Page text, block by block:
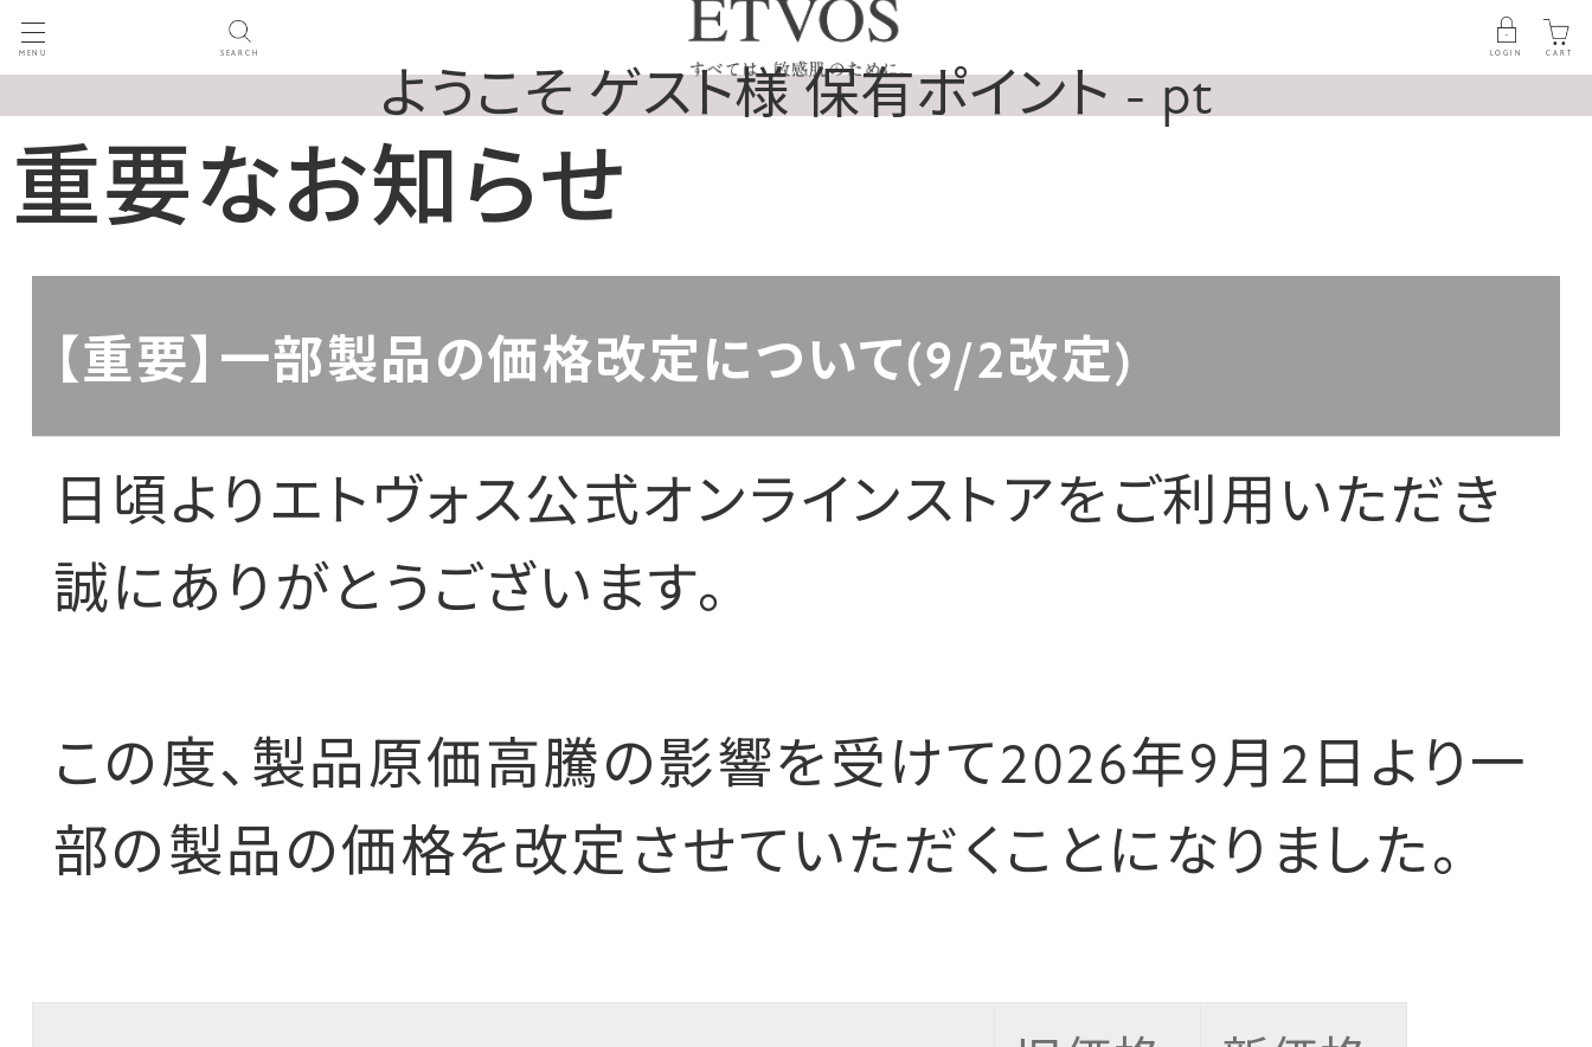
MENU SEARCH LOGIN CART
ようこそ ゲスト様 保有ポイント - pt
重要なお知らせ
【重要】一部製品の価格改定について(9/2改定)
日頃よりエトヴォス公式オンラインストアをご利用いただき
誠にありがとうございます。
この度、製品原価高騰の影響を受けて2026年9月2日より一
部の製品の価格を改定させていただくことになりました。